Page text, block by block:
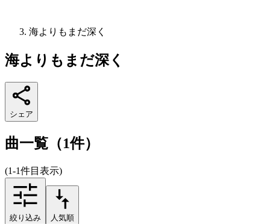
海よりもまだ深く
海よりもまだ深く
シェア
曲一覧（1件）
(1-1件目表示)
絞り込み 人気順